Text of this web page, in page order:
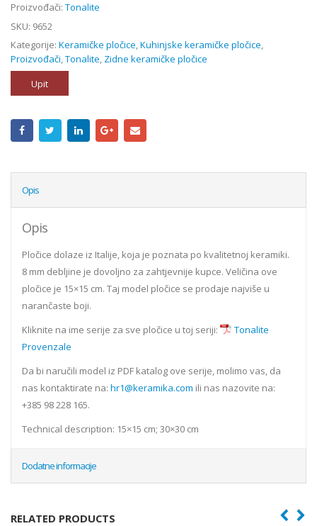
Proizvođači: Tonalite
SKU: 9652
Kategorije: Keramičke pločice,Kuhinjske keramičke pločice,
Proizvođači,Tonalite, Zidne keramičke pločice
Upit
Opis
Opis
Pločice dolaze iz Italije, koja je poznata po kvalitetnoj keramiki.
8 mm debljine je dovoljno za zahtjevnije kupce. Veličina ove
pločice je 15×15 cm. Taj model pločice se prodaje najviše u
narančaste boji.
Kliknite na ime serije za sve pločice u toj seriji:
Tonalite
Provenzale
Da bi naručili model iz PDF katalog ove serije, molimo vas, da
nas kontaktirate na: hr1@keramika.com ili nas nazovite na:
+385 98 228 165.
Technical description: 15×15 cm; 30×30 cm
Dodatne informacije
RELATED PRODUCTS